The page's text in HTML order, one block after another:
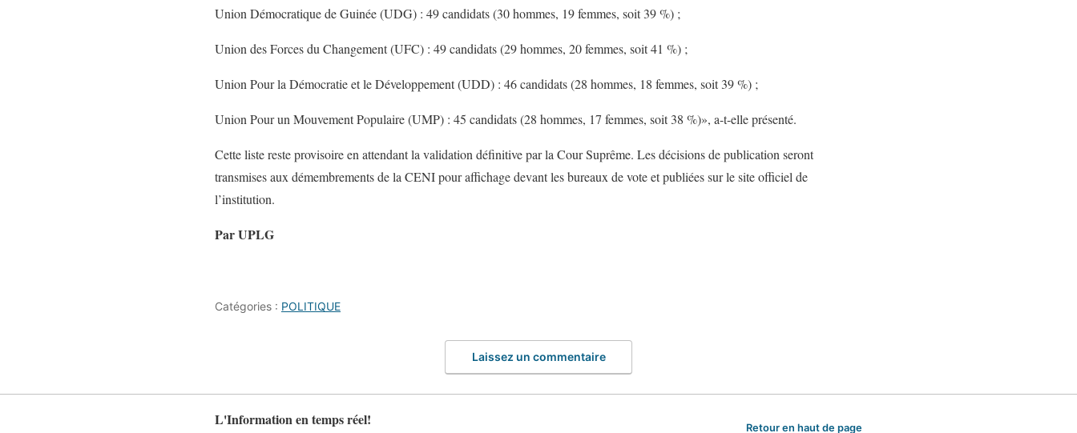
Union Démocratique de Guinée (UDG) : 49 candidats (30 hommes, 19 femmes, soit 39 %) ;
Union des Forces du Changement (UFC) : 49 candidats (29 hommes, 20 femmes, soit 41 %) ;
Union Pour la Démocratie et le Développement (UDD) : 46 candidats (28 hommes, 18 femmes, soit 39 %) ;
Union Pour un Mouvement Populaire (UMP) : 45 candidats (28 hommes, 17 femmes, soit 38 %)», a-t-elle présenté.
Cette liste reste provisoire en attendant la validation définitive par la Cour Suprême. Les décisions de publication seront
transmises aux démembrements de la CENI pour affichage devant les bureaux de vote et publiées sur le site officiel de
l’institution.
Par UPLG
Catégories : POLITIQUE
Laissez un commentaire
L'Information en temps réel! Retour en haut de page